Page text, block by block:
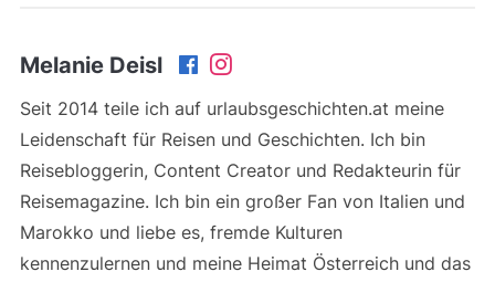
Melanie Deisl
Seit 2014 teile ich auf urlaubsgeschichten.at meine
Leidenschaft für Reisen und Geschichten. Ich bin
Reisebloggerin, Content Creator und Redakteurin für
Reisemagazine. Ich bin ein großer Fan von Italien und
Marokko und liebe es, fremde Kulturen
kennenzulernen und meine Heimat Österreich und das